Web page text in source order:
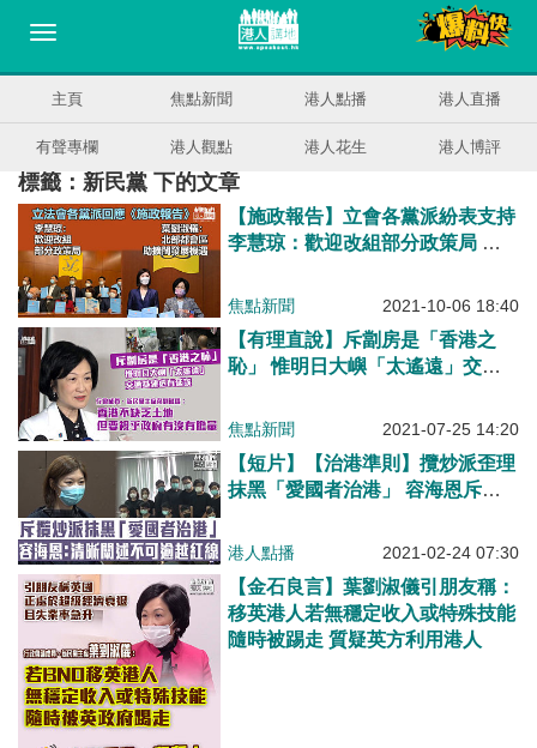
主頁 焦點新聞 港人點播 港人直播
有聲專欄 港人觀點 港人花生 港人博評
標籤：新民黨 下的文章
【施政報告】立會各黨派紛表支持
李慧琼：歡迎改組部分政策局 葉
遇
焦點新聞 2021-10-06 18:40
【有理直說】斥劏房是「香港之
恥」 惟明日大嶼「太遙遠」交通
缺乏土地、但要視乎政府有沒有膽
焦點新聞 2021-07-25 14:20
【短片】【治港準則】攬炒派歪理
抹黑「愛國者治港」 容海恩斥：
晰闡述不可逾越紅線！
港人點播 2021-02-24 07:30
【金石良言】葉劉淑儀引朋友稱：
移英港人若無穩定收入或特殊技能
隨時被踢走 質疑英方利用港人